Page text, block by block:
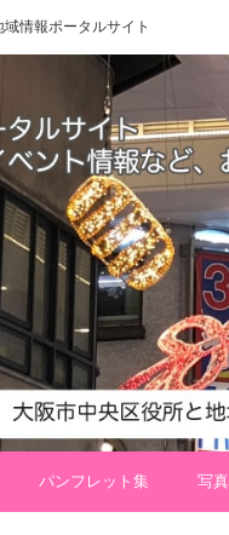
情報ポータルサイト
パンフレット集 写